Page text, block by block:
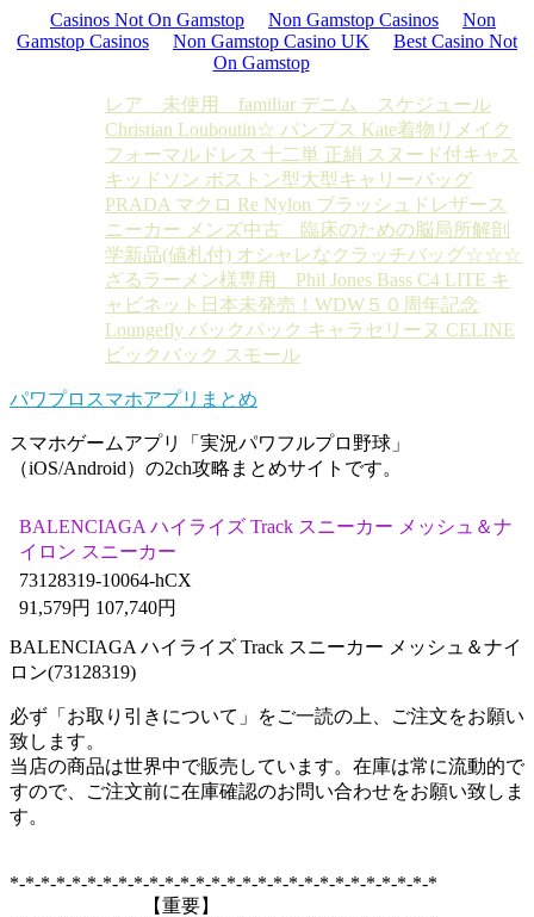
Casinos Not On Gamstop Non Gamstop Casinos
Non
Gamstop Casinos
Non Gamstop Casino UK
Best Casino Not
On Gamstop
レア 未使用 familiar デニム スケジュール
Christian Louboutin☆ パンプス Kate着物リメイク
フォーマルドレス 十二単 正絹 スヌード付キャス
キッドソン ボストン型大型キャリーバッグ
PRADA マクロ Re Nylon ブラッシュドレザース
ニーカー メンズ中古 臨床のための脳局所解剖
学新品(値札付) オシャレなクラッチバッグ☆☆☆
ざるラーメン様専用 Phil Jones Bass C4 LITE キ
ャビネット 日本未発売！WDW５０周年記念
Loungefly バックパック キャラ セリーヌ CELINE
ビックバック スモール
パワプロスマホアプリまとめ
スマホゲームアプリ「実況パワフルプロ野球」
（iOS/Android）の2ch攻略まとめサイトです。
BALENCIAGA ハイライズ Track スニーカー メッシュ＆ナ
イロン スニーカー
73128319-10064-hCX
91,579円 107,740円
BALENCIAGA ハイライズ Track スニーカー メッシュ＆ナイ
ロン(73128319)
必ず「お取り引きについて」をご一読の上、ご注文をお願い
致します。
当店の商品は世界中で販売しています。在庫は常に流動的で
すので、ご注文前に在庫確認のお問い合わせをお願い致しま
す。
*-*-*-*-*-*-*-*-*-*-*-*-*-*-*-*-*-*-*-*-*-*-*-*-*-*-*-*
【重要】